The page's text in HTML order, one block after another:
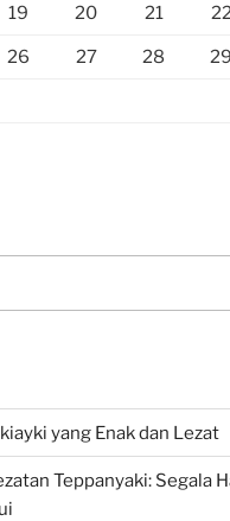
19 20 21
26 27 28 29
yang Enak dan Lezat
Teppanyaki: Segala